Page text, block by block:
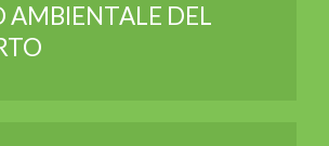
AMBIENTALE DEL